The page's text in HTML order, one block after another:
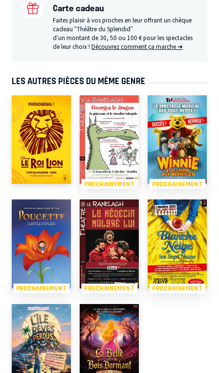
Carte cadeau
Faites plaisir à vos proches en leur offrant un chèque
cadeau “Théâtre du Splendid”
d’un montant de 30, 50 ou 100 € pour les spectacles
de leur choix !Découvrez comment ça marche ➔
LES AUTRES PIÈCES DU MÊME GENRE
PROCHAINEMENT PROCHAINEMENT
PROCHAINEMENT PROCHAINEMENT PROCHAINEMENT